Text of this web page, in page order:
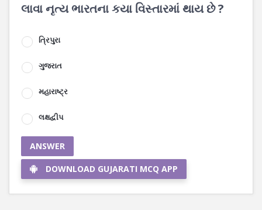
લાવા નૃત્ય ભારતના કયા વિસ્તારમાં થાય છે ?
ત્રિપુરા
ગુજરાત
મહારાષ્ટ્ર
લક્ષદ્વીપ
ANSWER
DOWNLOAD GUJARATI MCQ APP